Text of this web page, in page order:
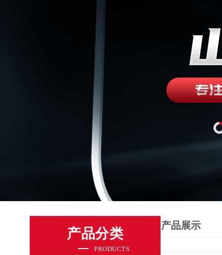
产品分类
PRODUCTS
产品展示